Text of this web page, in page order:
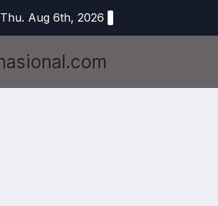
Thu. Aug 6th, 2026